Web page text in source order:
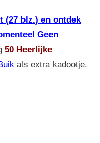
(27 blz.) en ontdek
Geen
50 Heerlijke
als extra kadootje.